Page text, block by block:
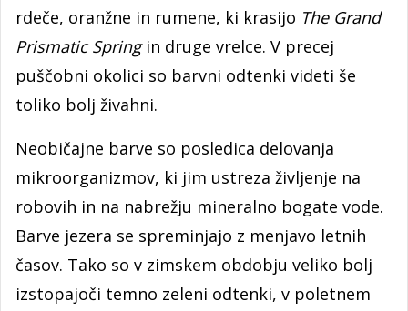
rdeče, oranžne in rumene, ki krasijo The Grand
Prismatic Springin druge vrelce. V precej
puščobni okolici so barvni odtenki videti še
toliko bolj živahni.
Neobičajne barve so posledica delovanja
mikroorganizmov, ki jim ustreza življenje na
robovih in na nabrežju mineralno bogate vode.
Barve jezera se spreminjajo z menjavo letnih
časov. Tako so v zimskem obdobju veliko bolj
izstopajoči temno zeleni odtenki, v poletnem